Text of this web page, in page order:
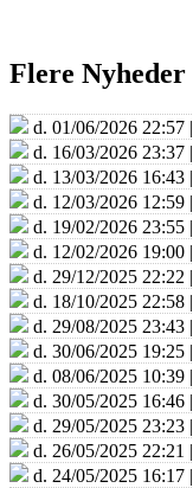
Flere Nyheder
d. 01/06/2026 22:57 |
d. 16/03/2026 23:37 |
d. 13/03/2026 16:43 |
d. 12/03/2026 12:59 |
d. 19/02/2026 23:55 |
d. 12/02/2026 19:00 |
d. 29/12/2025 22:22 |
d. 18/10/2025 22:58 |
d. 29/08/2025 23:43 |
d. 30/06/2025 19:25 |
d. 08/06/2025 10:39 |
d. 30/05/2025 16:46 |
d. 29/05/2025 23:23 |
d. 26/05/2025 22:21 |
d. 24/05/2025 16:17 |